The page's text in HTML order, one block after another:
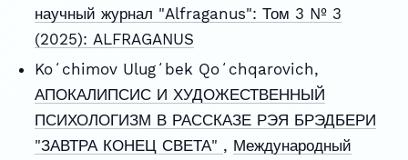
научный журнал "Alfraganus": Том 3 № 3
(2025): ALFRAGANUS
Koʻchimov Ulugʻbek Qoʻchqarovich,
АПОКАЛИПСИС И ХУДОЖЕСТВЕННЫЙ
ПСИХОЛОГИЗМ В РАССКАЗЕ РЭЯ БРЭДБЕРИ
"ЗАВТРА КОНЕЦ СВЕТА" , Международный